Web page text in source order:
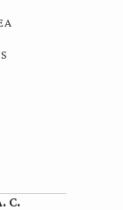
C.